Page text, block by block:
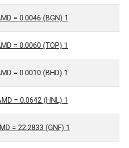
1 AMD = 0.0046 (BGN)
1 AMD = 0.0060 (TOP)
1 AMD = 0.0010 (BHD)
1 AMD = 0.0642 (HNL)
1 AMD = 22.2833 (GNF)